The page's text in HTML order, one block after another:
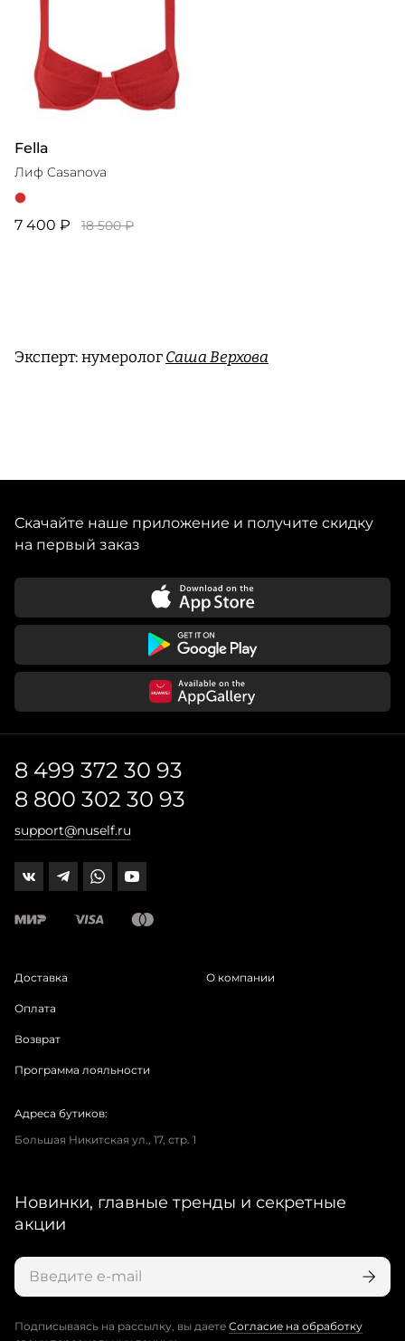
Fella
Лиф Casanova
7 400 ₽ 18 500 ₽
Эксперт: нумерологСаша Верхова
Скачайте наше приложение и получите скидку
на первый заказ
8 499 372 30 93
8 800 302 30 93
support@nuself.ru
Доставка
Оплата
Возврат
Программа лояльности
О компании
Адреса бутиков:
Большая Никитская ул., 17, стр. 1
Новинки, главные тренды и секретные
акции
Подписываясь на рассылку, вы даете Согласие на обработку